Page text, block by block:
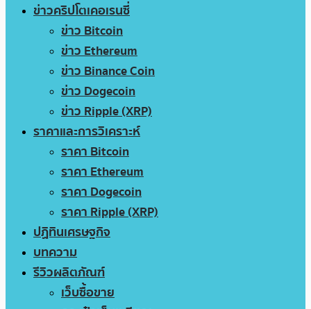
ข่าวคริปโตเคอเรนซี่
ข่าว Bitcoin
ข่าว Ethereum
ข่าว Binance Coin
ข่าว Dogecoin
ข่าว Ripple (XRP)
ราคาและการวิเคราะห์
ราคา Bitcoin
ราคา Ethereum
ราคา Dogecoin
ราคา Ripple (XRP)
ปฏิทินเศรษฐกิจ
บทความ
รีวิวผลิตภัณฑ์
เว็บซื้อขาย